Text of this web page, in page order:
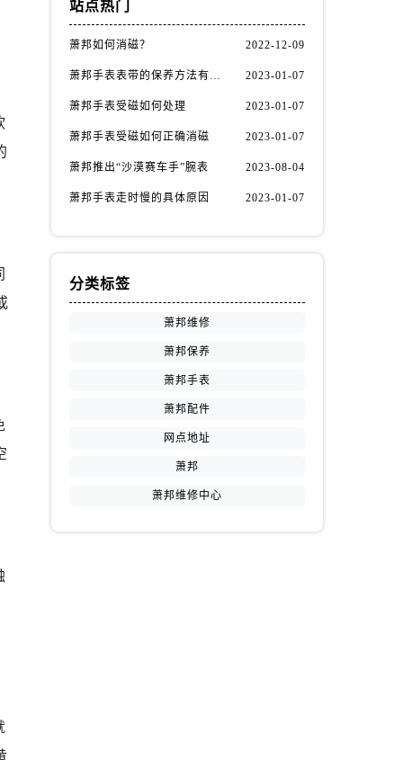
站点热门
萧邦如何消磁？ 2022-12-09
萧邦手表表带的保养方法有哪些？ 2023-01-07
萧邦手表受磁如何处理 2023-01-07
萧邦手表受磁如何正确消磁 2023-01-07
萧邦推出“沙漠赛车手”腕表 2023-08-04
萧邦手表走时慢的具体原因 2023-01-07
分类标签
萧邦维修
萧邦保养
萧邦手表
萧邦配件
网点地址
萧邦
萧邦维修中心